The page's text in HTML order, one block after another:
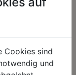
FAIRNESS
Cookies sind
und